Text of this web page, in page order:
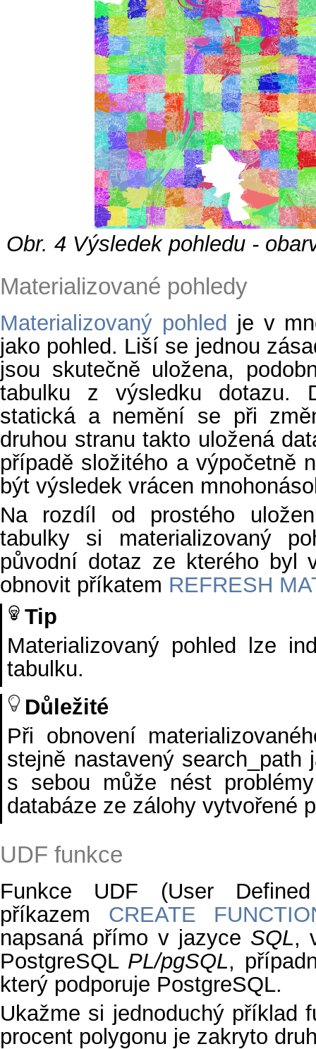
Obr. 4 Výsledek pohledu -
Materializované pohledy
Materializovaný pohled je v
jako pohled. Liší se jednou
jsou skutečně uložena,
tabulku z výsledku dotazu.
statická a nemění se při
druhou stranu takto uložená
případě složitého a výpočetně
být výsledek vrácen
Na rozdíl od prostého
tabulky si materializovaný
původní dotaz ze kterého byl
obnovit příkatem REFRESH
Tip
Materializovaný pohled lze
tabulku.
Důležité
Při obnovení
stejně nastavený search_path
s sebou může nést
databáze ze zálohy vytvořené
UDF funkce
Funkce UDF (User
příkazem CREATE
napsaná přímo v jazyce SQL,
PostgreSQL PL/pgSQL,
který podporuje PostgreSQL.
Ukažme si jednoduchý příklad
procent polygonu je zakryto